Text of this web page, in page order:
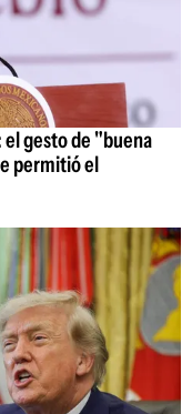
gesto de "buena
permitió el